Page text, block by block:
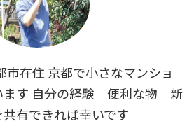
市在住 京都で小さなマンショ
ます 自分の経験 便利な物 新
有できれば幸いです